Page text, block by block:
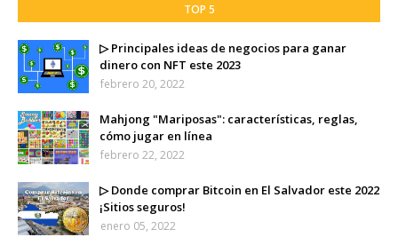
TOP 5
▷ Principales ideas de negocios para ganar
dinero con NFT este 2023
febrero 20, 2022
Mahjong "Mariposas": características, reglas,
cómo jugar en línea
febrero 22, 2022
▷ Donde comprar Bitcoin en El Salvador este 2022
¡Sitios seguros!
enero 05, 2022